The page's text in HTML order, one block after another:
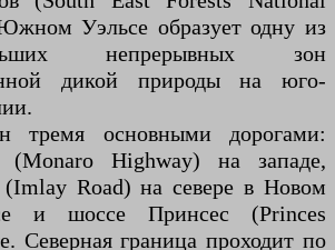
Уэльсе образует одну из
непрерывных зон
дикой природы на юго-
тремя основными дорогами:
Highway) на западе,
Road) на севере в Новом
и шоссе Принсес (Princes
Северная граница проходит по